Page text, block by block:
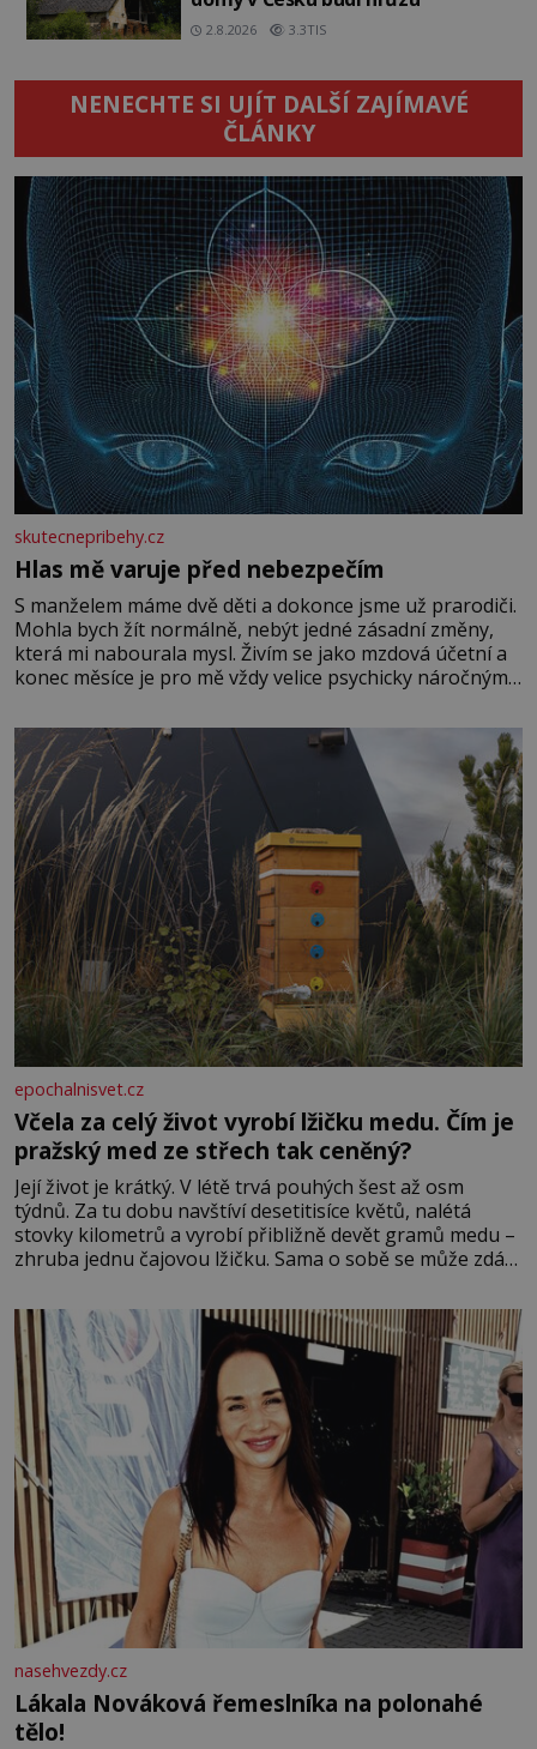
2.8.2026 3.3TIS
NENECHTE SI UJÍT DALŠÍ ZAJÍMAVÉ
ČLÁNKY
skutecnepribehy.cz
Hlas mě varuje před nebezpečím
S manželem máme dvě děti a dokonce jsme už prarodiči.
Mohla bych žít normálně, nebýt jedné zásadní změny,
která mi nabourala mysl. Živím se jako mzdová účetní a
konec měsíce je pro mě vždy velice psychicky náročným
dál častěji volá o pomoc, co se hlídání týče. Dalo by se
epochalnisvet.cz
Včela za celý život vyrobí lžičku medu. Čím je
pražský med ze střech tak ceněný?
Její život je krátký. V létě trvá pouhých šest až osm
týdnů. Za tu dobu navštíví desetitisíce květů, nalétá
stovky kilometrů a vyrobí přibližně devět gramů medu –
zhruba jednu čajovou lžičku. Sama o sobě se může zdát
tisíc příslušnic svého včelstva, vznikne jeden z
nejdokonalejších organismů
nasehvezdy.cz
Lákala Nováková řemeslníka na polonahé
tělo!